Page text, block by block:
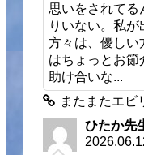
思いをされてる
りいない。私
方々は、優しい
はちょっとお節
助け合いな...
またまたエビ
ひたか先